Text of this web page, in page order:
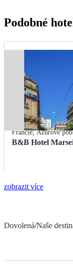
Podobné
Francie,Azurové
B&B Hotel
zobrazit více
Dovolená/Naše